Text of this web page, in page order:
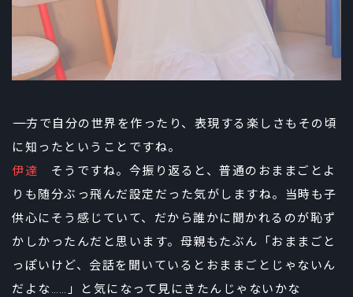
――一方で自分の世界を作ったり、表現する楽しさもその頃
に知ったということですね。
伊達 そうですね。今振り返ると、普通のおままごとよ
りも随分ぶっ飛んだ設定だった気がしますね。当時も子
供心にそう感じていて、だから誰かに聞かれるのが恥ず
かしかったんだと思います。母親もたぶん「おままごと
っぽいけど、会話を聞いているとおままごとじゃないん
だよな……」と気になって見にきたんじゃないかな